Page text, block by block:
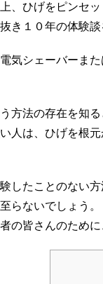
、ひげをピンセッ
き１０年の体験
気シェーバーま
方法の存在を知
人は、ひげを根
したことのない
らないでしょう。
の皆さんのため